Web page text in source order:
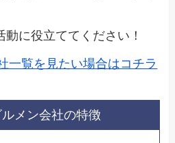
に役立ててください！
一覧を見たい場合はコチラ
メン会社の特徴